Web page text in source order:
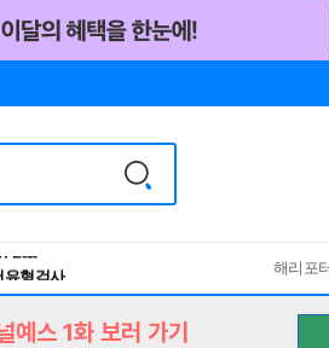
유형검사
해리포
예스 1화 보러 가기